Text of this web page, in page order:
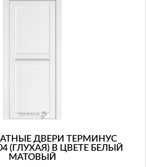
ДВЕРИ ТЕРМИНУС
(ГЛУХАЯ) В ЦВЕТЕ БЕЛЫЙ
МАТОВЫЙ